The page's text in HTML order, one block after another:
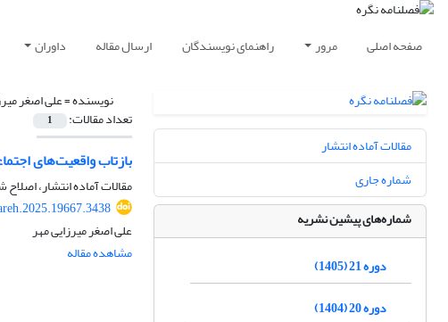
صفحه اصلی مرور راهنمای نویسندگان ارسال مقاله داوران
نویسنده =علی اصغر
تعداد مقالات: 1
بازتاب‌ واقعیت‌های
مقالات آماده انتشار، اصلاح
علی اصغر میرزایی مهر
مشاهده مقاله
مقالات آماده انتشار
شماره جاری
شماره‌های پیشین نشریه
دوره 21 (1405)
دوره 20 (1404)